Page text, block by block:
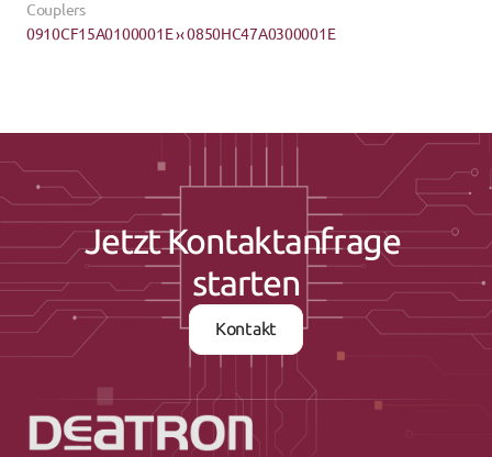
Couplers
0910CF15A0100001E ›‹ 0850HC47A0300001E
Jetzt Kontaktanfrage
starten
Kontakt